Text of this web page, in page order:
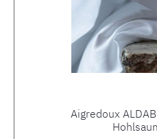
Aigredoux